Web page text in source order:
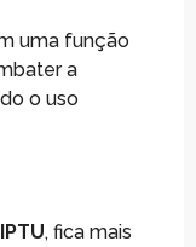
uma função
a
o uso
IPTU, fica mais